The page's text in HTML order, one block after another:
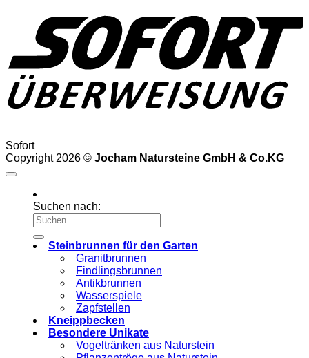
Sofort
Copyright 2026 © Jocham Natursteine GmbH & Co.KG
Suchen nach:
Steinbrunnen für den Garten
Granitbrunnen
Findlingsbrunnen
Antikbrunnen
Wasserspiele
Zapfstellen
Kneippbecken
Besondere Unikate
Vogeltränken aus Naturstein